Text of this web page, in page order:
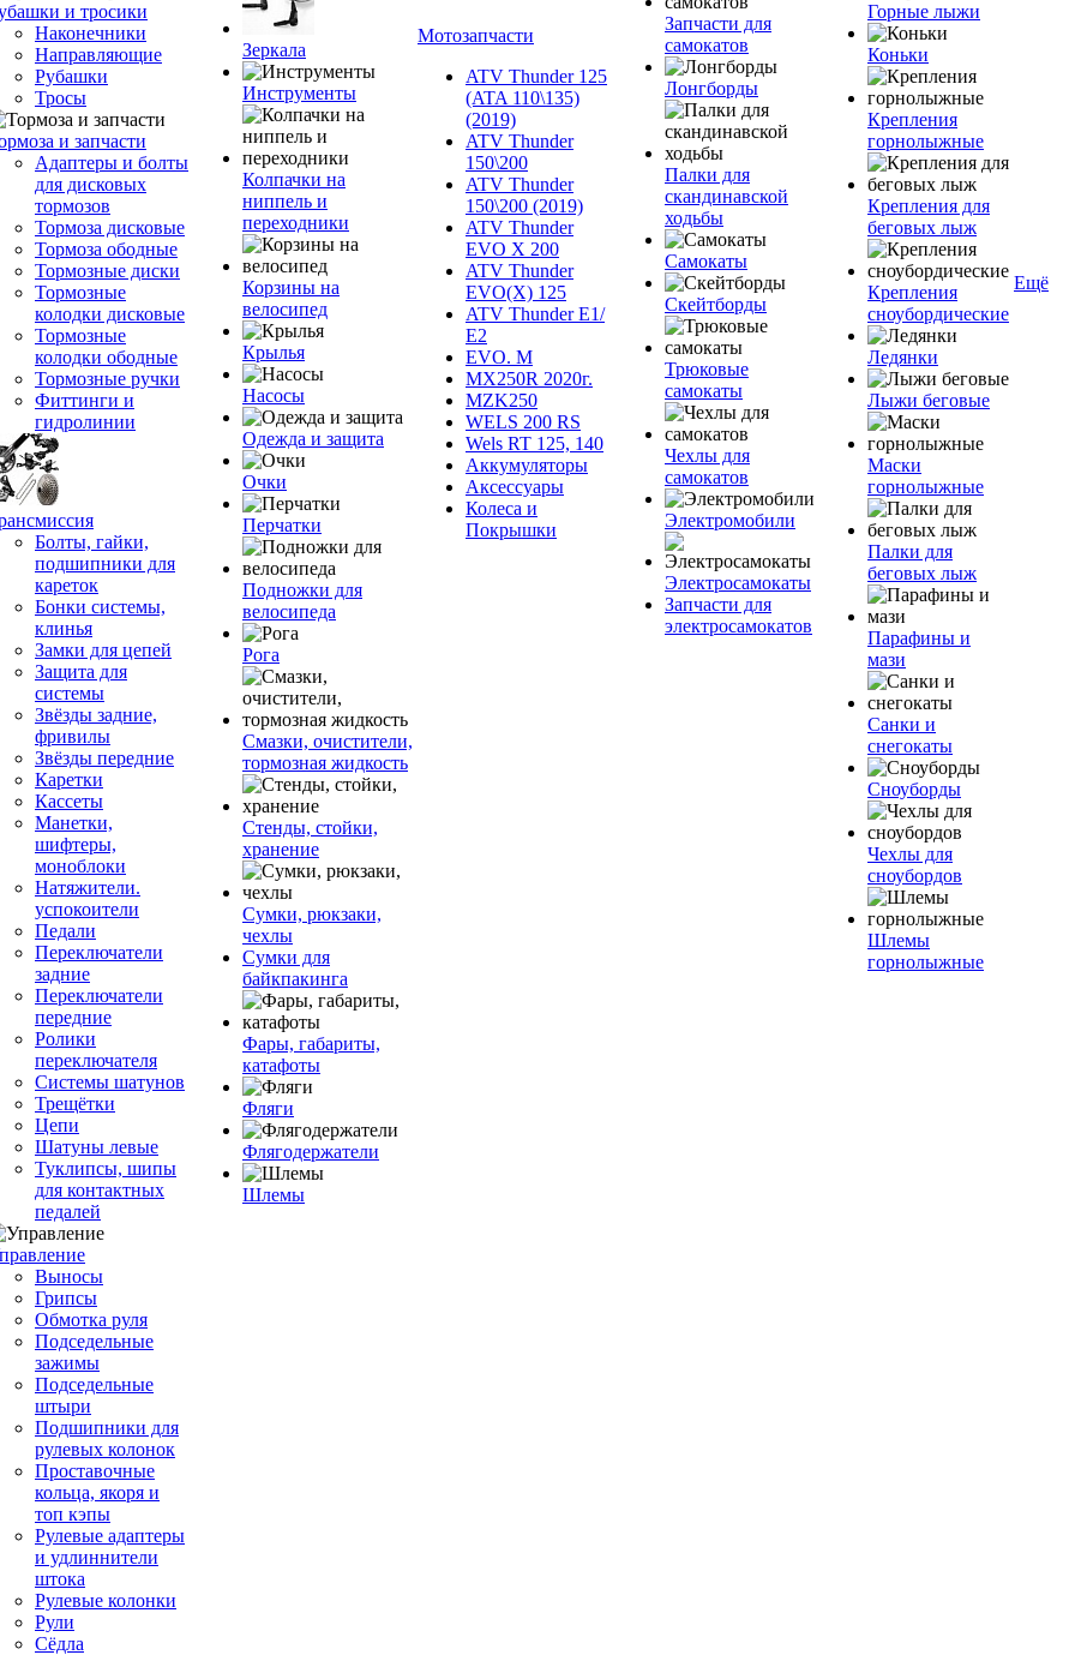
и тросики
Наконечники
Направляющие
Рубашки
Тросы
и запчасти
Адаптеры и болты
для дисковых
тормозов
Тормоза дисковые
Тормоза ободные
Тормозные диски
Тормозные
колодки дисковые
Тормозные
колодки ободные
Тормозные ручки
Фиттинги и
гидролинии
Болты, гайки,
подшипники для
кареток
Бонки системы,
клинья
Замки для цепей
Защита для
системы
Звёзды задние,
фривилы
Звёзды передние
Каретки
Кассеты
Манетки,
шифтеры,
моноблоки
Натяжители.
успокоители
Педали
Переключатели
задние
Переключатели
передние
Ролики
переключателя
Системы шатунов
Трещётки
Цепи
Шатуны левые
Туклипсы, шипы
для контактных
педалей
Выносы
Грипсы
Обмотка руля
Подседельные
зажимы
Подседельные
штыри
Подшипники для
рулевых колонок
Проставочные
кольца, якоря и
топ кэпы
Рулевые адаптеры
и удлиннители
штока
Рулевые колонки
Рули
Сёдла
Зеркала
Инструменты
Колпачки на
ниппель и
переходники
Корзины на
велосипед
Крылья
Насосы
Одежда и защита
Очки
Перчатки
Подножки для
велосипеда
Рога
Смазки, очистители,
тормозная жидкость
Стенды, стойки,
хранение
Сумки, рюкзаки,
чехлы
Сумки для
байкпакинга
Фары, габариты,
катафоты
Фляги
Флягодержатели
Шлемы
Мотозапчасти
ATV Thunder 125
(ATA 110\135)
(2019)
ATV Thunder
150\200
ATV Thunder
150\200 (2019)
ATV Thunder
EVO X 200
ATV Thunder
EVO(X) 125
ATV Thunder Е1/
Е2
EVO. M
MX250R 2020г.
MZK250
WELS 200 RS
Wels RT 125, 140
Аккумуляторы
Аксессуары
Колеса и
Покрышки
Запчасти для
самокатов
Лонгборды
Палки для
скандинавской
ходьбы
Самокаты
Скейтборды
Трюковые
самокаты
Чехлы для
самокатов
Электромобили
Электросамокаты
Запчасти для
электросамокатов
Горные лыжи
Коньки
Крепления
горнолыжные
Крепления для
беговых лыж
Крепления
сноубордические
Ледянки
Лыжи беговые
Маски
горнолыжные
Палки для
беговых лыж
Парафины и
мази
Санки и
снегокаты
Сноуборды
Чехлы для
сноубордов
Шлемы
горнолыжные
Ещё